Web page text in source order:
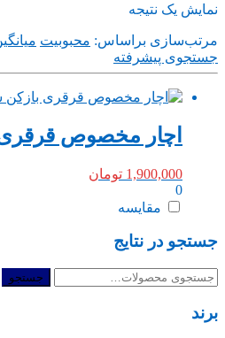
نمایش یک نتیجه
مرتب‌سازی براساس: محبوبیت
جستجوی پیشرفته
اچار مخصوص
1,900,000 تومان
0
مقایسه
جستجو در نتایج
جستجو
جستجو
برند